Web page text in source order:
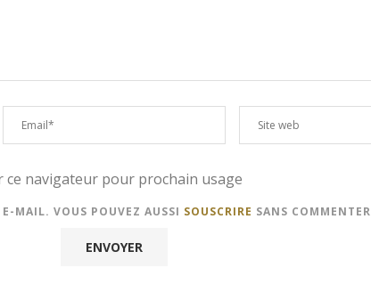
ce navigateur pour prochain usage
MAIL. VOUS POUVEZ AUSSI SOUSCRIRE SANS COMMENTER